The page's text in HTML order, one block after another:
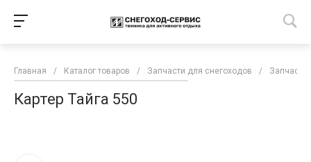
Главная / Каталог товаров / Запчасти для снегоходов / Запчасти
Картер Тайга 550